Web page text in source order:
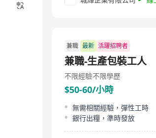
兼職 最新 活躍招聘者
兼職-生產包裝工人
不限經驗不限學歷
$50-60/小時
無需相關經驗，彈性工時
銀行出糧，準時發放